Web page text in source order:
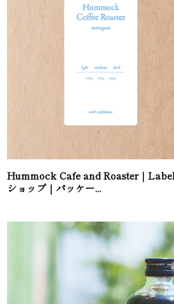
Hummock Cafe and Roaster｜
ショップ｜パッケー...